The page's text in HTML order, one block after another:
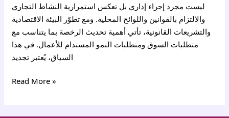
ليست مجرد إجراء إداري بل تعكس استمرارية النشاط التجاري
والالتزام بالقوانين واللوائح المحلية. ومع تطوّر البيئة الاقتصادية
والتشريعات القانونية، تأتي أهمية تحديث الرخصة بما يتناسب مع
متطلبات السوق ومتطلبات النمو المستدام للأعمال. في هذا
السياق، يُعتبر تجديد
Read More »